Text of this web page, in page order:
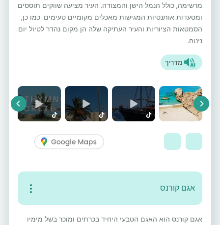
מרשימה, כולל הנמל הישן והמצודה. העיר מציעה שווקים תוססים
ומסעדות אותנטיות המגישות מאכלים מקומיים טעימים. כמו כן,
הסמטאות הציוריות והעיר העתיקה שלה הן מקום נהדר לטיול יום
נינוח.
מדריך
Next
אגם קורנס
אגם קורנס הוא האגם הטבעי היחיד בכרתים ומוכר בשל מימיו